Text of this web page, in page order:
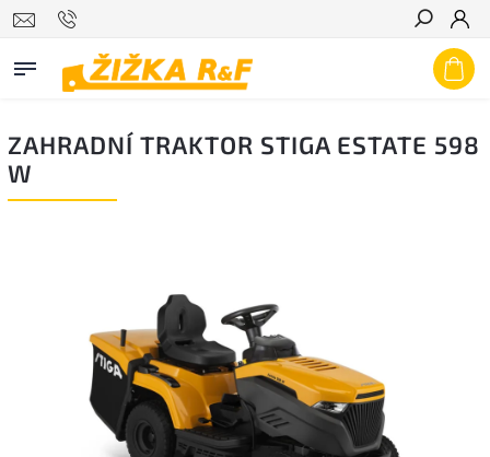
Hledat
ZAHRADNÍ TRAKTOR STIGA ESTATE 598
W